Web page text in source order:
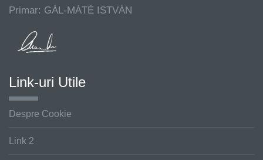
Primar: GÁL-MÁTÉ ISTVÁN
Link-uri Utile
Despre Cookie
Link 2